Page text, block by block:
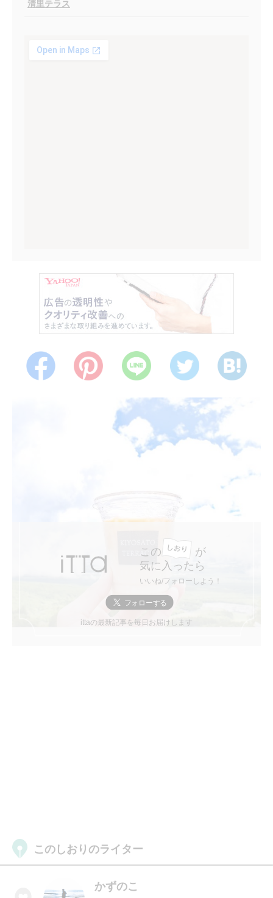
清里テラス
この
が
気に入ったら
いいね/フォローしよう！
ittaの最新記事を毎日お届けします
このしおりのライター
かずのこ